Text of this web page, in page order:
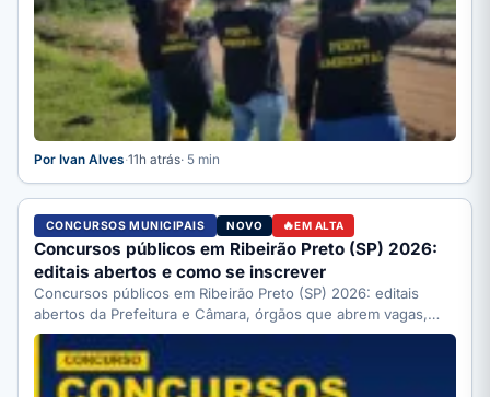
Por Ivan Alves·11h atrás· 5 min
CONCURSOS MUNICIPAIS NOVO EM ALTA
Concursos públicos em Ribeirão Preto (SP) 2026:
editais abertos e como se inscrever
Concursos públicos em Ribeirão Preto (SP) 2026: editais
abertos da Prefeitura e Câmara, órgãos que abrem vagas,
como…